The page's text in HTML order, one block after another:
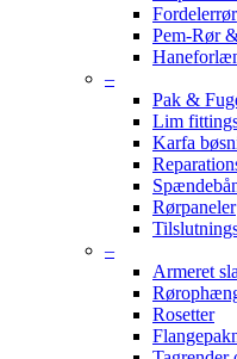
Fordelerrør
Pem-Rør
–
Pak &
Lim
Karfa
Rørpaneler
–
Armeret
Rosetter